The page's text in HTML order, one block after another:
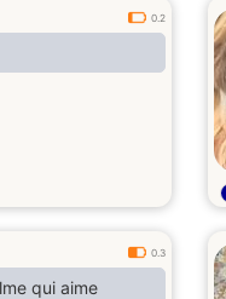
0.2
0.3
qui aime